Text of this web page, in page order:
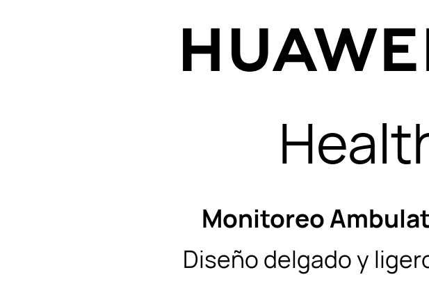
Monitoreo
Diseño delgado y